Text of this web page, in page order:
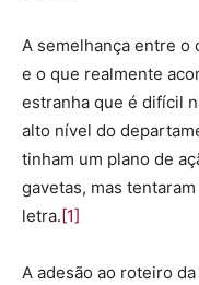
A semelhança entre o
e o que realmente
estranha que é difícil
alto nível do
tinham um plano de
gavetas, mas
letra. [1]
A adesão ao roteiro